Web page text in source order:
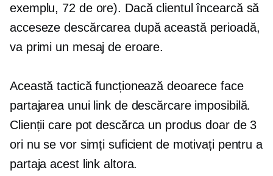
exemplu, 72 de ore). Dacă clientul încearcă să
acceseze descărcarea după această perioadă,
va primi un mesaj de eroare.
Această tactică funcționează deoarece face
partajarea unui link de descărcare imposibilă.
Clienții care pot descărca un produs doar de 3
ori nu se vor simți suficient de motivați pentru a
partaja acest link altora.